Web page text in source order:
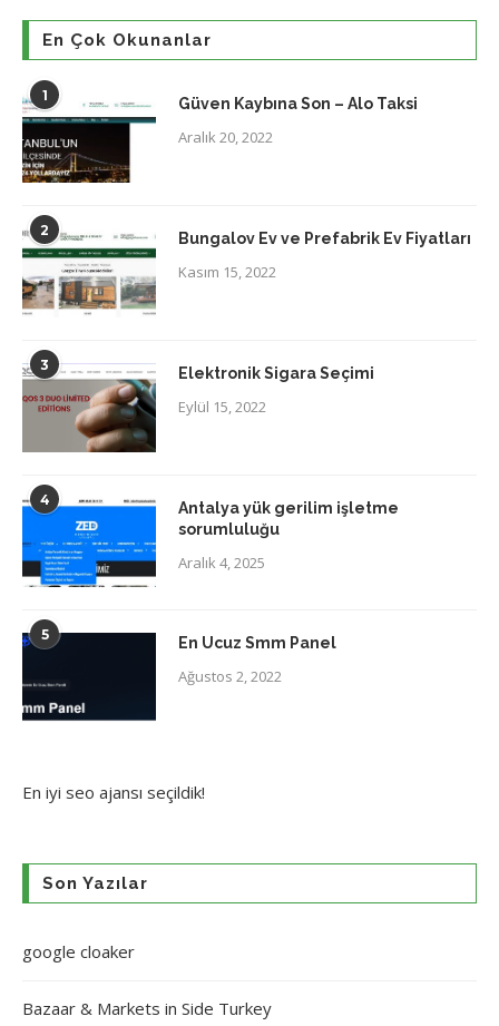
En Çok Okunanlar
1 Güven Kaybına Son – Alo Taksi
Aralık 20, 2022
2 Bungalov Ev ve Prefabrik Ev Fiyatları
Kasım 15, 2022
3 Elektronik Sigara Seçimi
Eylül 15, 2022
4
Antalya yük gerilim işletme
sorumluluğu
Aralık 4, 2025
5 En Ucuz Smm Panel
Ağustos 2, 2022
En iyi seo ajansı seçildik!
Son Yazılar
google cloaker
Bazaar & Markets in Side Turkey